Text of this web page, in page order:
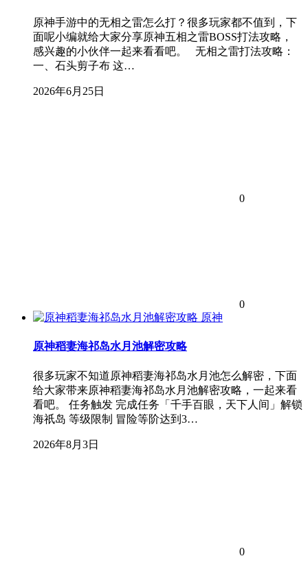
原神手游中的无相之雷怎么打？很多玩家都不值到，下
面呢小编就给大家分享原神五相之雷BOSS打法攻略，
感兴趣的小伙伴一起来看看吧。 无相之雷打法攻略：
一、石头剪子布 这…
2026年6月25日
0
0
原神
原神稻妻海祁岛水月池解密攻略
很多玩家不知道原神稻妻海祁岛水月池怎么解密，下面
给大家带来原神稻妻海祁岛水月池解密攻略，一起来看
看吧。 任务触发 完成任务「千手百眼，天下人间」解锁
海祇岛 等级限制 冒险等阶达到3…
2026年8月3日
0